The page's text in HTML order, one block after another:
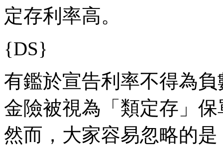
定存利率高。
{DS}
有鑑於宣告利率不得為
金險被視為「類定存」
然而，大家容易忽略的